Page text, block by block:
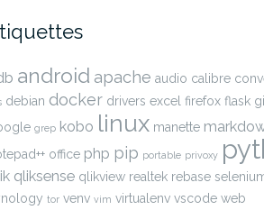
android apache audio calibre
debian docker drivers excel firefox flask
grep kobo linux manette
office php pip portable privoxy
qliksense qlikview realtek rebase
tor venv vim virtualenv vscode web